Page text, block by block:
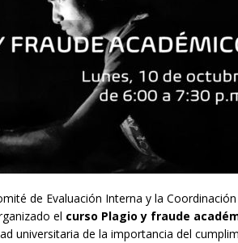
de Evaluación Interna y la
el curso Plagio y fraude
universitaria de la importancia del